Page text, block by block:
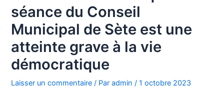
séance du Conseil
Municipal de Sète est une
atteinte grave à la vie
démocratique
Laisser un commentaire / Paradmin/1 octobre 2023